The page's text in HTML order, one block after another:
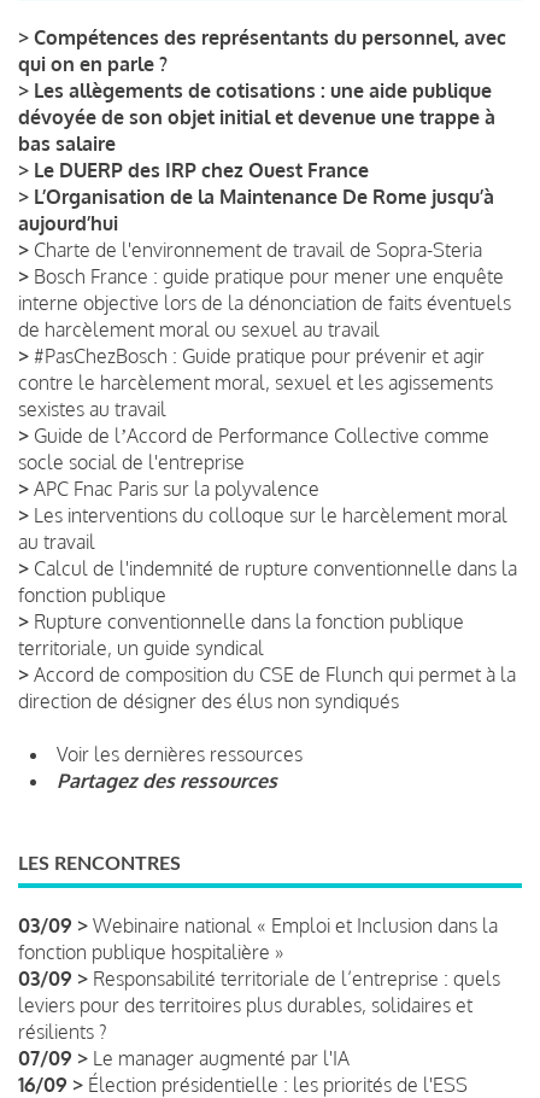
> Compétences des représentants du personnel, avec
qui on en parle ?
> Les allègements de cotisations : une aide publique
dévoyée de son objet initial et devenue une trappe à
bas salaire
> Le DUERP des IRP chez Ouest France
> L’Organisation de la Maintenance De Rome jusqu’à
aujourd’hui
> Charte de l'environnement de travail de Sopra-Steria
> Bosch France : guide pratique pour mener une enquête
interne objective lors de la dénonciation de faits éventuels
de harcèlement moral ou sexuel au travail
> #PasChezBosch : Guide pratique pour prévenir et agir
contre le harcèlement moral, sexuel et les agissements
sexistes au travail
> Guide de lʼAccord de Performance Collective comme
socle social de l'entreprise
> APC Fnac Paris sur la polyvalence
> Les interventions du colloque sur le harcèlement moral
au travail
> Calcul de l'indemnité de rupture conventionnelle dans la
fonction publique
> Rupture conventionnelle dans la fonction publique
territoriale, un guide syndical
> Accord de composition du CSE de Flunch qui permet à la
direction de désigner des élus non syndiqués
Voir les dernières ressources
Partagez des ressources
LES RENCONTRES
03/09 > Webinaire national « Emploi et Inclusion dans la
fonction publique hospitalière »
03/09 > Responsabilité territoriale de l’entreprise : quels
leviers pour des territoires plus durables, solidaires et
résilients ?
07/09 > Le manager augmenté par l'IA
16/09 > Élection présidentielle : les priorités de l'ESS